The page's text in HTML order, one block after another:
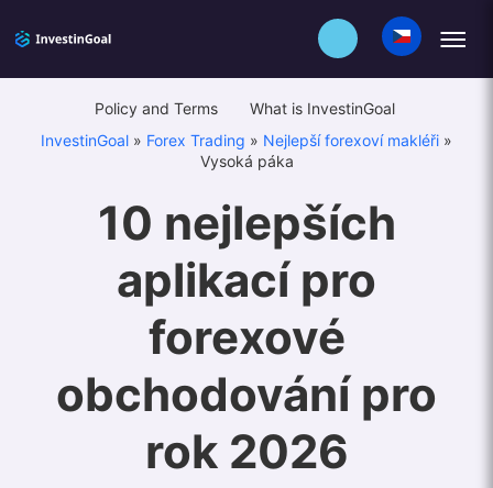
Policy and Terms
What is InvestinGoal
InvestinGoal » Forex Trading » Nejlepší forexoví makléři »
Vysoká páka
10 nejlepších
aplikací pro
forexové
obchodování pro
rok 2026